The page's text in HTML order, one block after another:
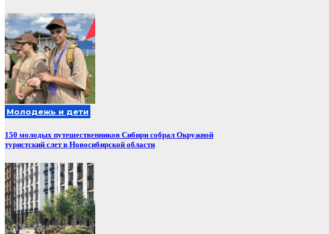
Молодежь и дети
150 молодых путешественников Сибири собрал Окружной
туристский слет в Новосибирской области